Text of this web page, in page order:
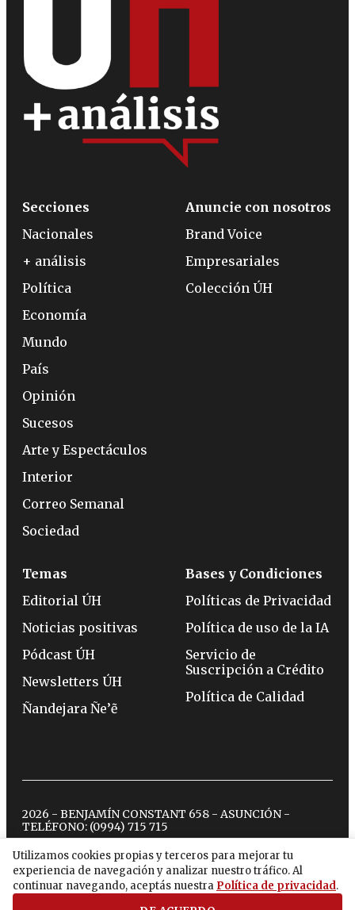
Utilizamos cookies propias y terceros para mejorar tu
experiencia de navegación y analizar nuestro tráfico. Al
continuar navegando, aceptás nuestra Política de privacidad.
Secciones
Nacionales
+ análisis
Política
Economía
Mundo
País
Opinión
Sucesos
Arte y Espectáculos
Interior
Correo Semanal
Sociedad
Anuncie con nosotros
Brand Voice
Empresariales
Colección ÚH
Temas
Editorial ÚH
Noticias positivas
Pódcast ÚH
Newsletters ÚH
Ñandejara Ñe’ẽ
Bases y Condiciones
Políticas de Privacidad
Política de uso de la IA
Servicio de
Suscripción a Crédito
Política de Calidad
2026 - BENJAMÍN CONSTANT 658 - ASUNCIÓN -
TELÉFONO: (0994) 715 715
twitterinstagram
facebook
tiktokyoutubespotify